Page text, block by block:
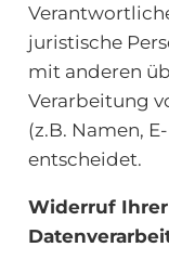
juristische
mit anderen
Verarbeitung
(z.B. Namen,
entscheidet.
Widerruf